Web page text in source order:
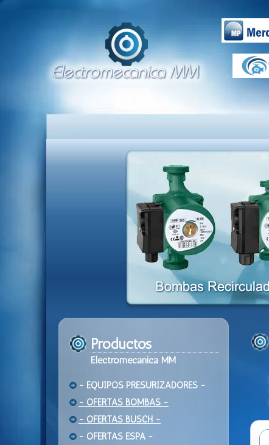
Productos
Electromecanica MM
- EQUIPOS PRESURIZADORES -
- OFERTAS BOMBAS -
- OFERTAS BUSCH -
- OFERTAS ESPA -